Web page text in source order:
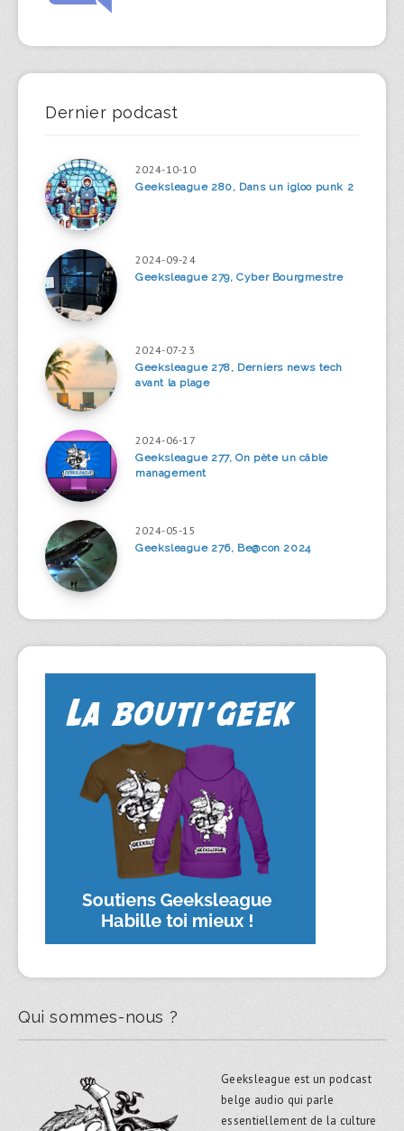
Dernier podcast
2024-10-10
Geeksleague 280, Dans un igloo punk 2
2024-09-24
Geeksleague 279, Cyber Bourgmestre
2024-07-23
Geeksleague 278, Derniers news tech
avant la plage
2024-06-17
Geeksleague 277, On pète un câble
management
2024-05-15
Geeksleague 276, Be@con 2024
Qui sommes-nous ?
Geeksleague est un podcast
belge audio qui parle
essentiellement de la culture